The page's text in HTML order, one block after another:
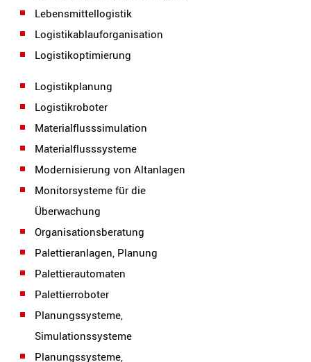
Lebensmittellogistik
Logistikablauforganisation
Logistikoptimierung
Logistikplanung
Logistikroboter
Materialflusssimulation
Materialflusssysteme
Modernisierung von Altanlagen
Monitorsysteme für die
Überwachung
Organisationsberatung
Palettieranlagen, Planung
Palettierautomaten
Palettierroboter
Planungssysteme,
Simulationssysteme
Planungssysteme,